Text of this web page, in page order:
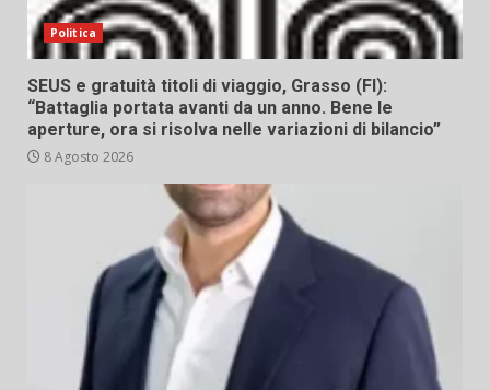
Politica
SEUS e gratuità titoli di viaggio, Grasso (FI):
“Battaglia portata avanti da un anno. Bene le
aperture, ora si risolva nelle variazioni di bilancio”
8 Agosto 2026